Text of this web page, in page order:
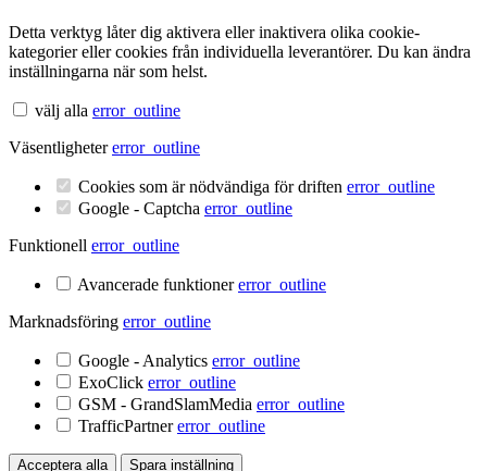
Detta verktyg låter dig aktivera eller inaktivera olika cookie-
kategorier eller cookies från individuella leverantörer. Du kan ändra
inställningarna när som helst.
välj alla error_outline
Väsentlighetererror_outline
Cookies som är nödvändiga för driften error_outline
Google - Captcha error_outline
Funktionell error_outline
Avancerade funktionererror_outline
Marknadsföring error_outline
Google - Analytics error_outline
ExoClick error_outline
GSM - GrandSlamMedia error_outline
TrafficPartnererror_outline
Acceptera alla Spara inställning